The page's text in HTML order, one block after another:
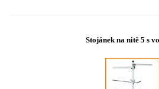
Stojánek na nitě 5 s